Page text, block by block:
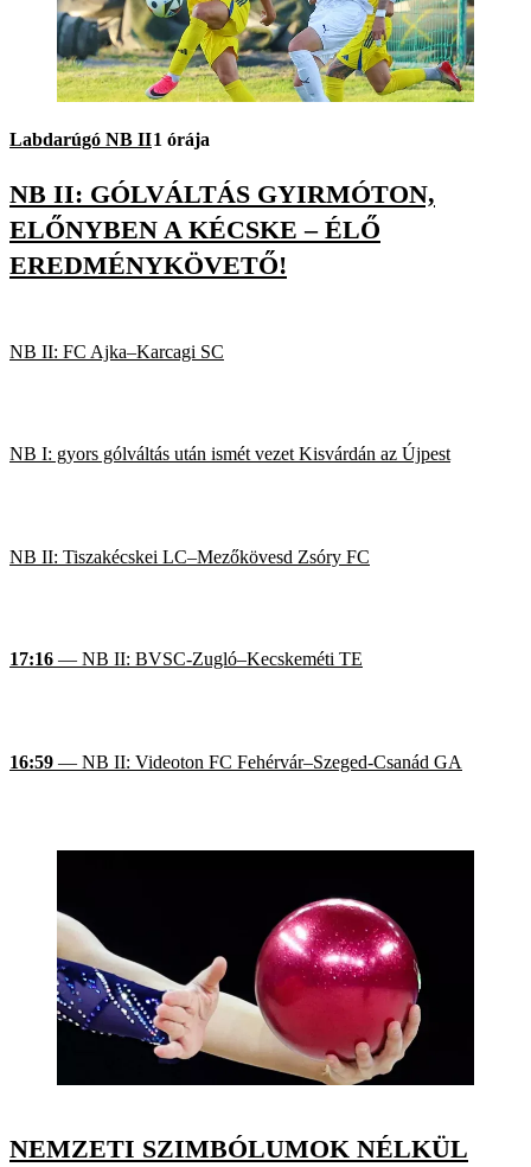
Labdarúgó NB II1 órája
NB II: GÓLVÁLTÁS GYIRMÓTON,
ELŐNYBEN A KÉCSKE – ÉLŐ
EREDMÉNYKÖVETŐ!
NB II: FC Ajka–Karcagi SC
NB I: gyors gólváltás után ismét vezet Kisvárdán az Újpest
NB II: Tiszakécskei LC–Mezőkövesd Zsóry FC
17:16 — NB II: BVSC-Zugló–Kecskeméti TE
16:59 — NB II: Videoton FC Fehérvár–Szeged-Csanád GA
NEMZETI SZIMBÓLUMOK NÉLKÜL